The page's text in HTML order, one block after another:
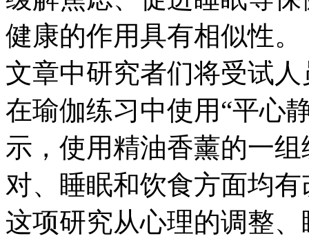
健康的作用具有相似性。
文章中研究者们将受试
在瑜伽练习中使用“平心
示，使用精油香薰的一
对、睡眠和饮食方面均有
这项研究从心理的调整